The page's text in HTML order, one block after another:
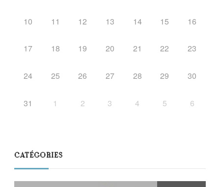
10 11 12 13 14 15 16
17 18 19 20 21 22 23
24 25 26 27 28 29 30
31 1 2 3 4 5 6
CATÉGORIES